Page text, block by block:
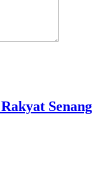
Senang